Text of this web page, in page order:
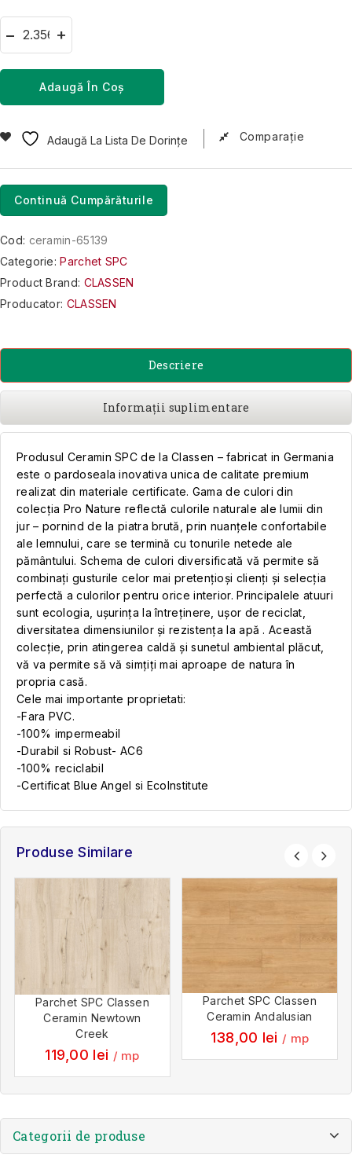
Adaugă În Coș
Adaugă La Lista De Dorințe Comparaţie
Continuă Cumpărăturile
Cod: ceramin-65139
Categorie:Parchet SPC
Product Brand: CLASSEN
Producator: CLASSEN
Descriere
Informații suplimentare
Produsul Ceramin SPC de la Classen – fabricat in Germania
este o pardoseala inovativa unica de calitate premium
realizat din materiale certificate. Gama de culori din
colecția Pro Nature reflectă culorile naturale ale lumii din
jur – pornind de la piatra brută, prin nuanțele confortabile
ale lemnului, care se termină cu tonurile netede ale
pământului. Schema de culori diversificată vă permite să
combinați gusturile celor mai pretențioși clienți și selecția
perfectă a culorilor pentru orice interior. Principalele atuuri
sunt ecologia, ușurința la întreținere, ușor de reciclat,
diversitatea dimensiunilor și rezistența la apă . Această
colecție, prin atingerea caldă și sunetul ambiental plăcut,
vă va permite să vă simțiți mai aproape de natura în
propria casă.
Cele mai importante proprietati:
-Fara PVC.
-100% impermeabil
-Durabil si Robust- AC6
-100% reciclabil
-Certificat Blue Angel si EcoInstitute
Produse Similare
Parchet SPC Classen
Ceramin Newtown
Creek
119,00 lei / mp
Parchet SPC Classen
Ceramin Andalusian
138,00 lei / mp
Categorii de produse